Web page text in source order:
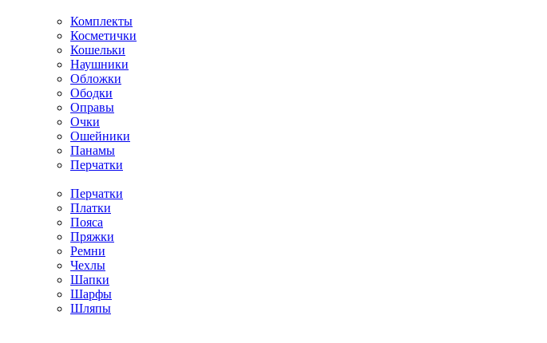
Комплекты
Косметички
Кошельки
Наушники
Обложки
Ободки
Оправы
Очки
Ошейники
Панамы
Перчатки
Перчатки
Платки
Пояса
Пряжки
Ремни
Чехлы
Шапки
Шарфы
Шляпы